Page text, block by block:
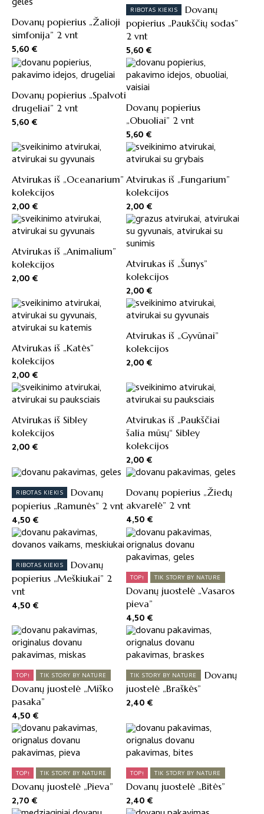
Dovanų popierius „Žalioji
simfonija” 2 vnt
5,60€
RIBOTAS KIEKIS
Dovanų
popierius „Paukščių sodas”
2 vnt
5,60€
Dovanų popierius „Spalvoti
drugeliai” 2 vnt
5,60€
Dovanų popierius
„Obuoliai” 2 vnt
5,60€
Atvirukas iš „Oceanarium”
kolekcijos
2,00€
Atvirukas iš „Fungarium”
kolekcijos
2,00€
Atvirukas iš „Animalium”
kolekcijos
2,00€
Atvirukas iš „Šunys”
kolekcijos
2,00€
Atvirukas iš „Katės”
kolekcijos
2,00€
Atvirukas iš „Gyvūnai”
kolekcijos
2,00€
Atvirukas iš Sibley
kolekcijos
2,00€
Atvirukas iš „Paukščiai
šalia mūsų“ Sibley
kolekcijos
2,00€
RIBOTAS KIEKIS
Dovanų
popierius „Ramunės” 2 vnt
4,50€
Dovanų popierius „Žiedų
akvarelė” 2 vnt
4,50€
RIBOTAS KIEKIS
Dovanų
popierius „Meškiukai” 2
vnt
4,50€
TOP! TIK STORY BY NATURE
Dovanų juostelė „Vasaros
pieva”
4,50€
TOP! TIK STORY BY NATURE
Dovanų juostelė „Miško
pasaka”
4,50€
TIK STORY BY NATURE
Dovanų
juostelė „Braškės”
2,40€
TOP! TIK STORY BY NATURE
Dovanų juostelė „Pieva”
2,70€
TOP! TIK STORY BY NATURE
Dovanų juostelė „Bitės”
2,40€